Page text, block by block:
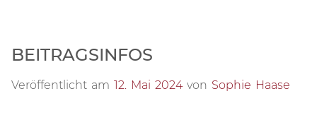
BEITRAGSINFOS
Veröffentlicht am 12. Mai 2024von Sophie Haase